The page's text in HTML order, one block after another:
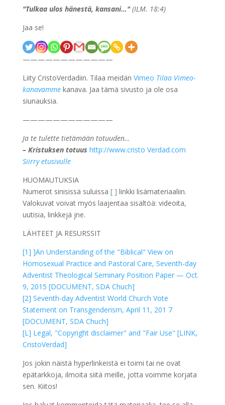
"Tulkaa ulos hänestä, kansani…"(ILM. 18:4)
Jaa se!
————————————
Liity CristoVerdadiin. Tilaa meidän Vimeo Tilaa Vimeo-
kanavammekanava. Jaa tämä sivusto ja ole osa
siunauksia.
————————————
Ja te tulette tietämään totuuden…
– Kristuksen totuus http://www.cristo Verdad.com
Siirry etusivulle
HUOMAUTUKSIA
Numerot sinisissä suluissa [ ] linkki lisämateriaaliin.
Valokuvat voivat myös laajentaa sisältöä: videoita,
uutisia, linkkejä jne.
LÄHTEET JA RESURSSIT
[1] ]An Understanding of the "Biblical" View on
Homosexual Practice and Pastoral Care, Seventh-day
Adventist Theological Seminary Position Paper — Oct.
9, 2015 [DOCUMENT, SDA Chuch]
[2] Seventh-day Adventist World Church Vote
Statement on Transgenderism, April 11, 201 7
[DOCUMENT, SDA Chuch]
[L] Legal, "Copyright disclaimer" and "Fair Use" [LINK,
CristoVerdad]
Jos jokin näistä hyperlinkeistä ei toimi tai ne ovat
epätarkkoja, ilmoita siitä meille, jotta voimme korjata
sen. Kiitos!